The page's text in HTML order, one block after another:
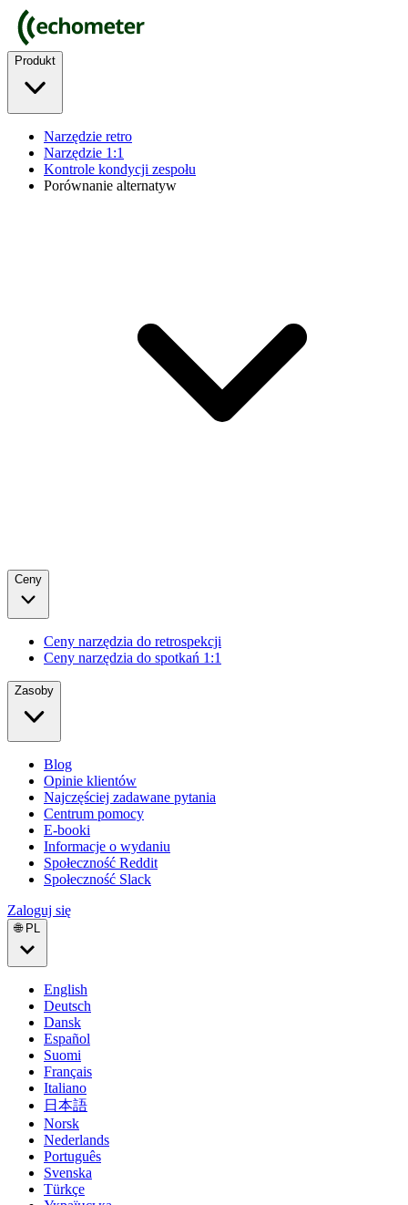
Produkt
Narzędzie retro
Narzędzie 1:1
Kontrole kondycji zespołu
Porównanie alternatyw
Ceny
Ceny narzędzia do retrospekcji
Ceny narzędzia do spotkań 1:1
Zasoby
Blog
Opinie klientów
Najczęściej zadawane pytania
Centrum pomocy
E-booki
Informacje o wydaniu
Społeczność Reddit
Społeczność Slack
Zaloguj się
🌐 PL
English
Deutsch
Dansk
Español
Suomi
Français
Italiano
日本語
Norsk
Nederlands
Português
Svenska
Türkçe